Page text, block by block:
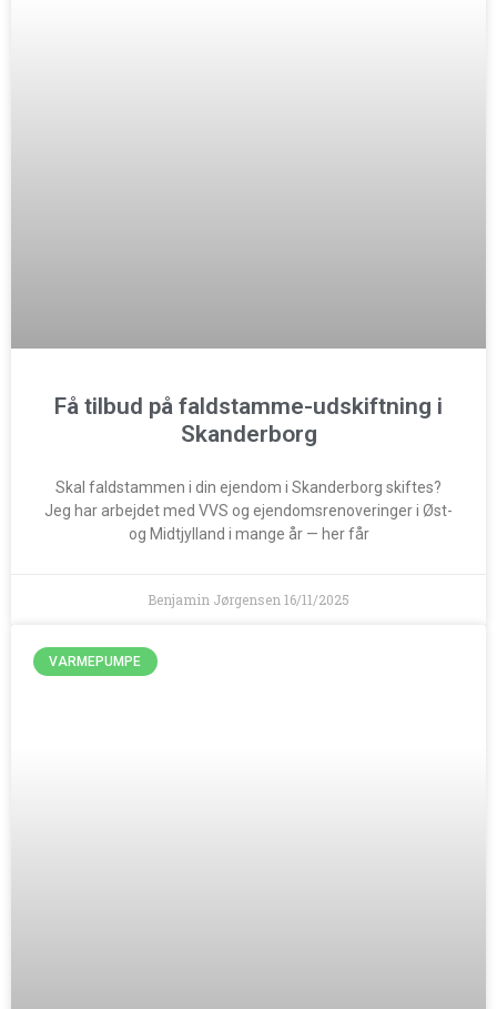
Få tilbud på faldstamme-udskiftning i
Skanderborg
Skal faldstammen i din ejendom i Skanderborg skiftes?
Jeg har arbejdet med VVS og ejendomsrenoveringer i Øst-
og Midtjylland i mange år — her får
Benjamin Jørgensen 16/11/2025
VARMEPUMPE